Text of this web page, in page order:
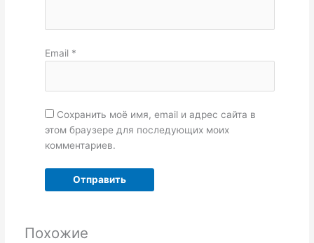
Email *
Сохранить моё имя, email и адрес сайта в
этом браузере для последующих моих
комментариев.
Похожие